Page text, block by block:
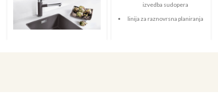
izvedba sudopera
linija za raznovrsna planiranja